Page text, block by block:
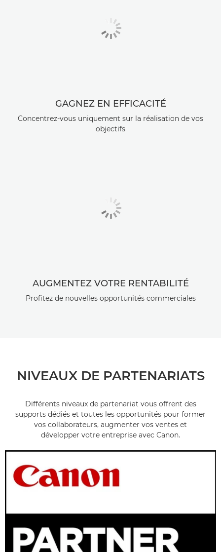
GAGNEZ EN EFFICACITÉ
Concentrez-vous uniquement sur la réalisation de vos
objectifs
AUGMENTEZ VOTRE RENTABILITÉ
Profitez de nouvelles opportunités commerciales
NIVEAUX DE PARTENARIATS
Différents niveaux de partenariat vous offrent des
supports dédiés et toutes les opportunités pour former
vos collaborateurs, augmenter vos ventes et
développer votre entreprise avec Canon.